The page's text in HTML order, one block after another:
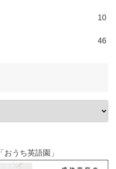
10
46
おうち英語園」